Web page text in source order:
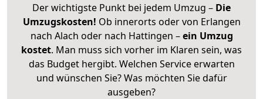
Der wichtigste Punkt bei jedem Umzug – Die
Umzugskosten! Ob innerorts oder von Erlangen
nach Alach oder nach Hattingen –ein Umzug
kostet. Man muss sich vorher im Klaren sein, was
das Budget hergibt. Welchen Service erwarten
und wünschen Sie? Was möchten Sie dafür
ausgeben?